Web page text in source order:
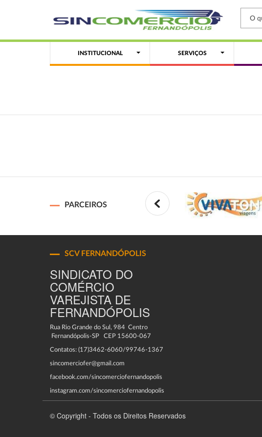
INSTITUCIONAL SERVIÇOS
PARCEIROS
SCV FERNANDÓPOLIS
SINDICATO DO
COMÉRCIO
VAREJISTA DE
FERNANDÓPOLIS
Rua Rio Grande do Sul, 984 Centro
Fernandópolis-SP CEP 15600-067
Contatos: (17)3462-6060/99746-1367
sincomerciofer@gmail.com
facebook.com/sincomerciofernandopolis
instagram.com/sincomerciofernandopolis
© Copyright - Todos os Direitos Reservados